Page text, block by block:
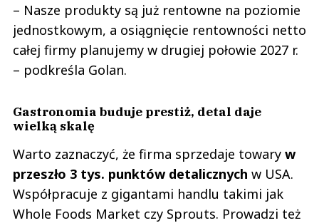
– Nasze produkty są już rentowne na poziomie
jednostkowym, a osiągnięcie rentowności netto
całej firmy planujemy w drugiej połowie 2027 r.
– podkreśla Golan.
Gastronomia buduje prestiż, detal daje
wielką skalę
Warto zaznaczyć, że firma sprzedaje towary w
przeszło 3 tys. punktów detalicznych w USA.
Współpracuje z gigantami handlu takimi jak
Whole Foods Market czy Sprouts. Prowadzi też